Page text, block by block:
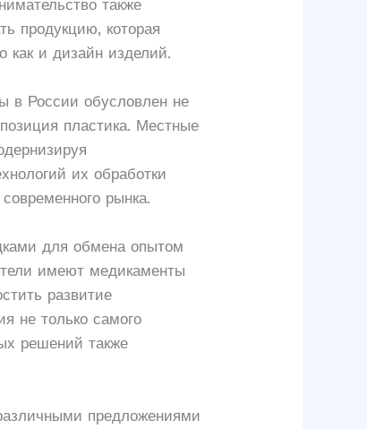
также
продукцию, которая
как и дизайн изделий.
в России обусловлен не
пластика. Местные
их обработки
рынка.
для обмена опытом
имеют медикаменты
развитие
не только самого
решений также
предложениями